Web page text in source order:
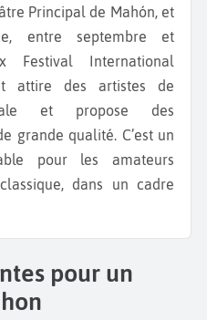
Principal de Mahón, et
entre septembre et
Festival International
attire des artistes de
et propose des
grande qualité. C’est un
pour les amateurs
dans un cadre
pour un